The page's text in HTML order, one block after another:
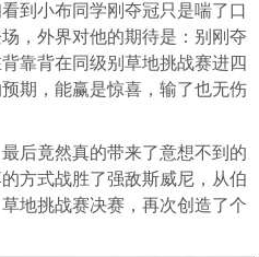
到小布同学刚夺冠只是喘了口
，外界对他的期待是：别刚夺
靠背在同级别草地挑战赛进四
期，能赢是惊喜，输了也无伤
后竟然真的带来了意想不到的
方式战胜了强敌斯威尼，从伯
地挑战赛决赛，再次创造了个